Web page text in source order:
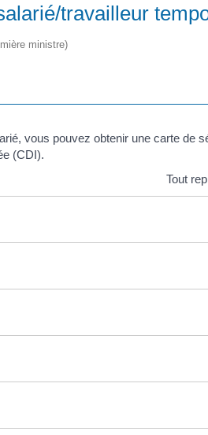
travailleur
ministre)
vous pouvez obtenir une carte de
(CDI).
Tout